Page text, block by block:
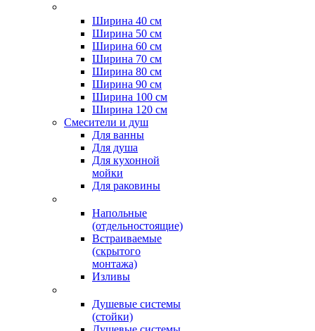
Ширина 40 см
Ширина 50 см
Ширина 60 см
Ширина 70 см
Ширина 80 см
Ширина 90 см
Ширина 100 см
Ширина 120 см
Смесители и душ
Для ванны
Для душа
Для кухонной
мойки
Для раковины
Напольные
(отдельностоящие)
Встраиваемые
(скрытого
монтажа)
Изливы
Душевые системы
(стойки)